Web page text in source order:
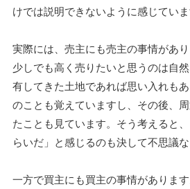
けでは説明できないように感じていま
実際には、売主にも売主の事情があり
少しでも高く売りたいと思うのは自
有してきた土地であれば思い入れも
のことも覚えていますし、その後、
たことも見ています。そう考えると
らいだ」と感じるのも決して不思議な
一方で買主にも買主の事情があります